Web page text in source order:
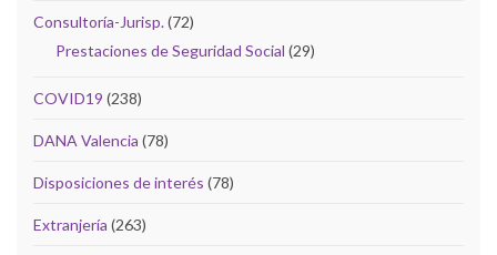
Consultoría-Jurisp.(72)
Prestaciones de Seguridad Social (29)
COVID19 (238)
DANA Valencia (78)
Disposiciones de interés (78)
Extranjería (263)